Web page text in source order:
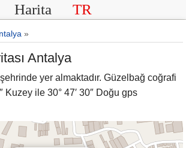
Harita TR
»
Antalya
yer almaktadır. Güzelbağ coğrafi
Kuzey ile 30° 47′ 30″ Doğu gps